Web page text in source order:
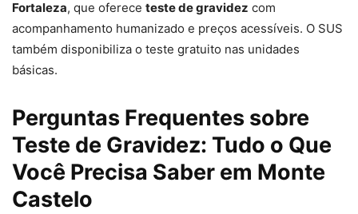
Fortaleza, que oferece teste de gravidez com
acompanhamento humanizado e preços acessíveis. O SUS
também disponibiliza o teste gratuito nas unidades
básicas.
Perguntas Frequentes sobre
Teste de Gravidez: Tudo o Que
Você Precisa Saber em Monte
Castelo